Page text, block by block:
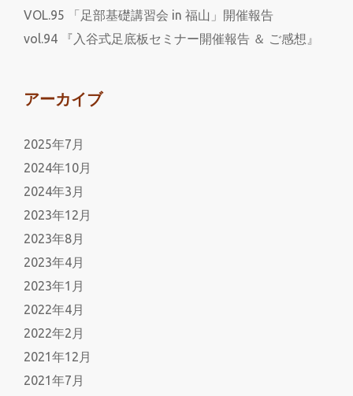
VOL.95 「足部基礎講習会 in 福山」開催報告
vol.94 『入谷式足底板セミナー開催報告 ＆ ご感想』
アーカイブ
2025年7月
2024年10月
2024年3月
2023年12月
2023年8月
2023年4月
2023年1月
2022年4月
2022年2月
2021年12月
2021年7月